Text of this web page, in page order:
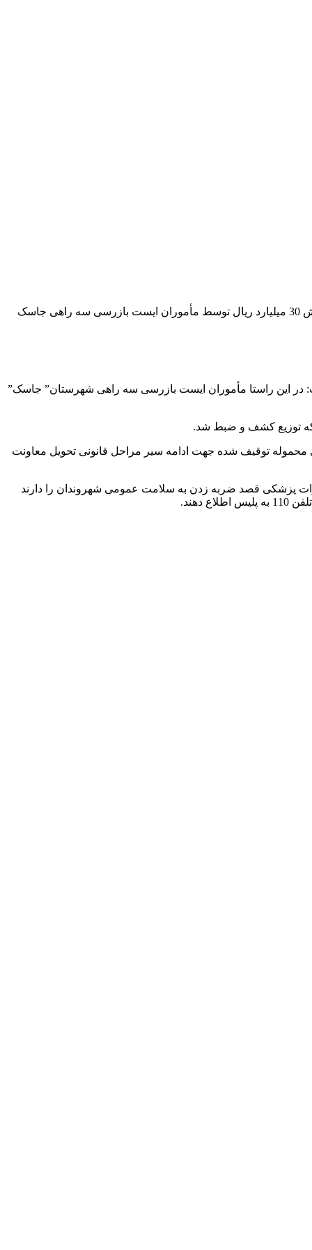
کوش نیوز- فرمانده انتظامی استان هرمزگان از توقیف نیسان حامل 95 کارتن اقلام و تجهیزات پزشکی قاچاق و خارج از شبکه توزیع به ارزش 30 میلیارد ریال توسط مأموران ایست بازرسی سه راهی جاسک
در این راستا مأموران ایست بازرسی سه راهی شهرستان” جاسک”
شده 30 میلیارد ریال برآورد شد که با هماهنگی قضائی محموله توقیف شده جهت ادامه سیر مراحل قانونی تحویل معاونت
پزشکی قصد ضربه زدن به سلامت عمومی شهروندان را دارند